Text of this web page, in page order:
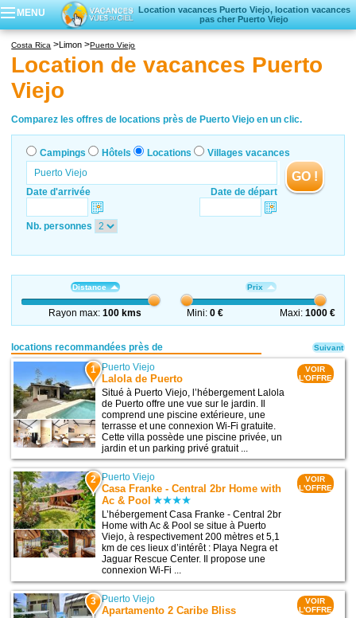
MENU
Location vacances Puerto Viejo, location vacances
pas cher Puerto Viejo
Locations vacances
Costa Rica Limon Puerto Viejo
Location de vacances Puerto
Viejo
Comparez les offres de locations près de Puerto Viejo en un clic.
Campings Hôtels Locations Villages vacances
Date d'arrivée Date de départ
GO !
Nb. personnes
Distance
Rayon max:100 kms
Prix
Mini:0 € Maxi: 1000 €
locations recommandées près de
1 Puerto Viejo
Lalola de Puerto
Situé à Puerto Viejo, l’hébergement Lalola
de Puerto offre une vue sur le jardin. Il
comprend une piscine extérieure, une
terrasse et une connexion Wi-Fi gratuite.
Cette villa possède une piscine privée, un
jardin et un parking privé gratuit ...
VOIR
L'OFFRE
2 Puerto Viejo
Casa Franke - Central 2br Home with
Ac & Pool
L’hébergement Casa Franke - Central 2br
Home with Ac & Pool se situe à Puerto
Viejo, à respectivement 200 mètres et 5,1
km de ces lieux d’intérêt : Playa Negra et
Jaguar Rescue Center. Il propose une
connexion Wi-Fi ...
VOIR
L'OFFRE
3 Puerto Viejo
Apartamento 2 Caribe Bliss
VOIR
L'OFFRE
Suivant